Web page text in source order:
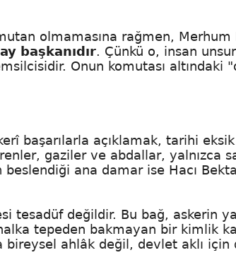
olmamasına rağmen, Merhum
başkanıdır. Çünkü o, insan
Onun komutası altındaki
başarılarla açıklamak, tarihi eksik
gaziler ve abdallar, yalnızca
beslendiği ana damar ise Hacı
tesadüf değildir. Bu bağ, askerin
tepeden bakmayan bir kimlik
bireysel ahlâk değil, devlet aklı için